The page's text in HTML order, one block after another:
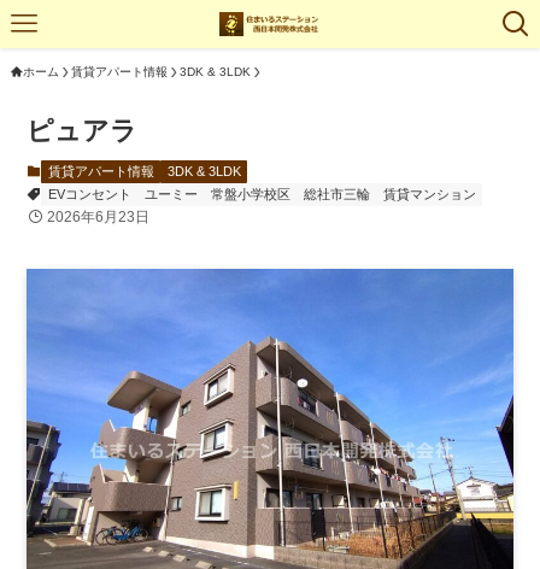
ホーム 賃貸アパート情報 3DK & 3LDK
ピュアラ
賃貸アパート情報
3DK & 3LDK
EVコンセント
ユーミー 常盤小学校区 総社市三輪 賃貸マンション
2026年6月23日